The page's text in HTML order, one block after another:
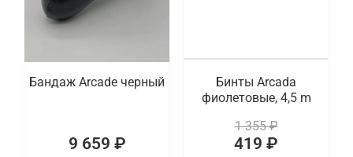
Бандаж Arcade черный
9 659 ₽
Бинты Arcada
фиолетовые, 4,5 m
1 355 ₽
419 ₽